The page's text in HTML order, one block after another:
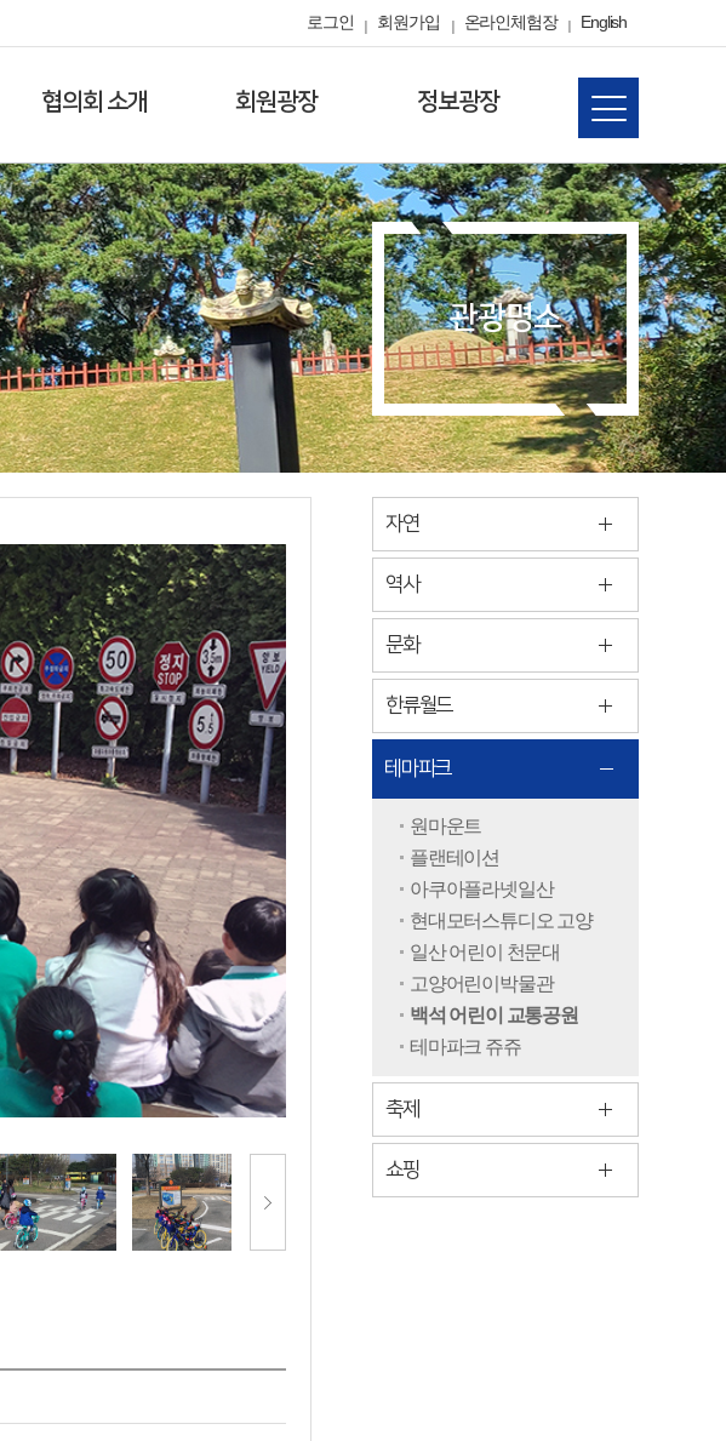
로그인 회원가입 온라인체험장 English
협의회 소개 회원광장 정보광장
관광명소
자연
역사
문화
한류월드
테마파크
원마운트
플랜테이션
아쿠아플라넷일산
현대모터스튜디오 고양
일산 어린이 천문대
고양어린이박물관
백석 어린이 교통공원
테마파크 쥬쥬
축제
쇼핑